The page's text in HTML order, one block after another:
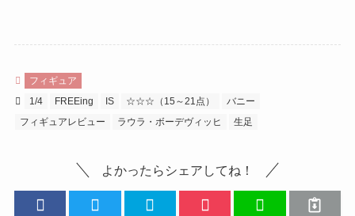
フィギュア
1/4
FREEing IS ☆☆☆（15～21点）
バニー
フィギュアレビュー
ラウラ・ボーデヴィッヒ 生足
よかったらシェアしてね！